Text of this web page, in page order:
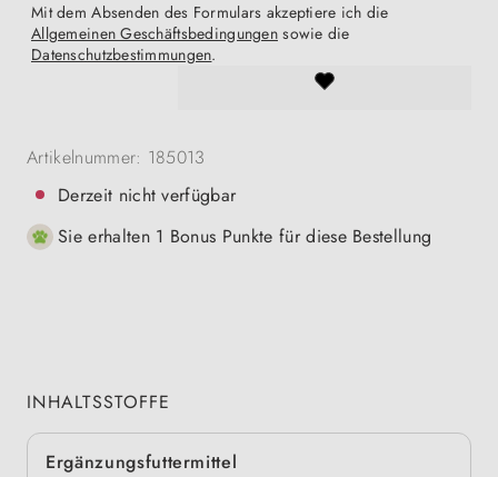
Mit dem Absenden des Formulars akzeptiere ich die
Allgemeinen Geschäftsbedingungensowie die
Datenschutzbestimmungen.
Artikelnummer: 185013
Derzeit nicht verfügbar
Sie erhalten 1 Bonus Punkte für diese Bestellung
INHALTSSTOFFE
Ergänzungsfuttermittel